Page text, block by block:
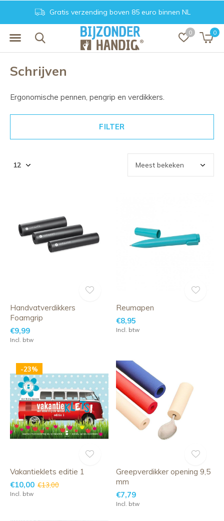
0 0
Gratis verzending boven 85 euro binnen NL
Schrijven
Ergonomische pennen, pengrip en verdikkers.
FILTER
Handvatverdikkers
Foamgrip
€9,99
Incl. btw
Reumapen
€8,95
Incl. btw
-23%
Vakantieklets editie 1
€10,00 €13,00
Incl. btw
Greepverdikker opening 9,5
mm
€7,79
Incl. btw